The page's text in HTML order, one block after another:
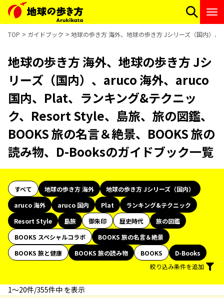
TOP ガイドブック 地球の歩き方 海外、地球の歩き方 Jシリーズ（国内）
地球の歩き方 海外、地球の歩き方 Jシ
リーズ（国内）、aruco 海外、aruco
国内、Plat、ランキング&テクニッ
ク、Resort Style、島旅、旅の図鑑、
BOOKS 旅の名言＆絶景、BOOKS 旅の
読み物、D-Booksのガイドブック一覧
すべて 地球の歩き方 海外
地球の歩き方 Jシリーズ（国内）
aruco 海外
aruco 国内 Plat
ランキング&テクニック
Resort Style
島旅 御朱印 歴史時代
旅の図鑑
BOOKS スペシャルコラボ
BOOKS 旅の名言＆絶景
BOOKS 旅と健康
BOOKS 旅の読み物 BOOKS
D-Books
絞り込み条件を追加
1〜20件/355件中 を表示